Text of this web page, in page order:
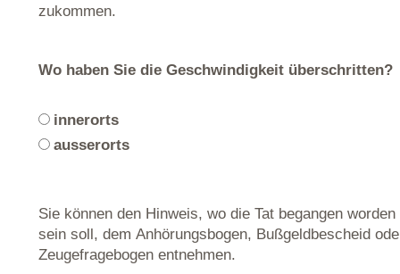
zukommen.
Wo haben Sie die Geschwindigkeit überschritten?
innerorts
ausserorts
Sie können den Hinweis, wo die Tat begangen worden
sein soll, dem Anhörungsbogen, Bußgeldbescheid
Zeugefragebogen entnehmen.